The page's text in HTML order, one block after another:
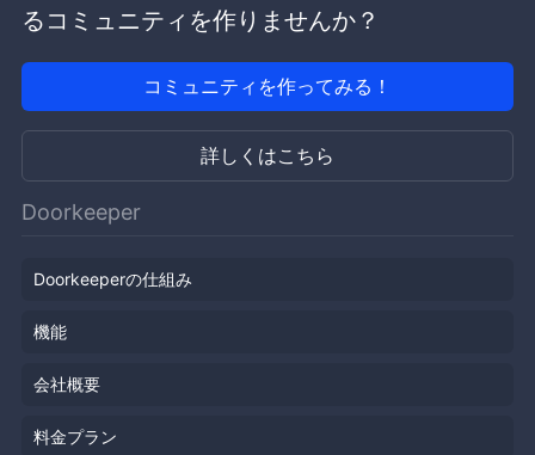
るコミュニティを作りませんか？
コミュニティを作ってみる！
詳しくはこちら
Doorkeeper
Doorkeeperの仕組み
機能
会社概要
料金プラン